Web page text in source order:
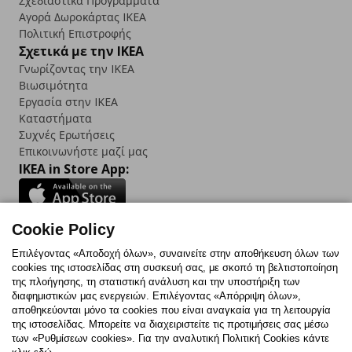
Αγορά Δωρoκάρτας IKEA
Πολιτική Επιστροφής
Σχετικά με την IKEA
Γνωρίζοντας την IKEA
Βιωσιμότητα
Εργασία στην IKEA
Καταστήματα
Συχνές Ερωτήσεις
Επικοινωνήστε μαζί μας
IKEA in Store App:
Follow us:
FacebookInstagram
TikTokYoutubePinterestTwitter
Cookie Policy
Επιλέγοντας «Αποδοχή όλων», συναινείτε στην αποθήκευση όλων των
cookies της ιστοσελίδας στη συσκευή σας, με σκοπό τη βελτιστοποίηση
της πλοήγησης, τη στατιστική ανάλυση και την υποστήριξη των
διαφημιστικών μας ενεργειών. Επιλέγοντας «Απόρριψη όλων»,
αποθηκεύονται μόνο τα cookies που είναι αναγκαία για τη λειτουργία
της ιστοσελίδας. Μπορείτε να διαχειριστείτε τις προτιμήσεις σας μέσω
των «Ρυθμίσεων cookies». Για την αναλυτική Πολιτική Cookies κάντε